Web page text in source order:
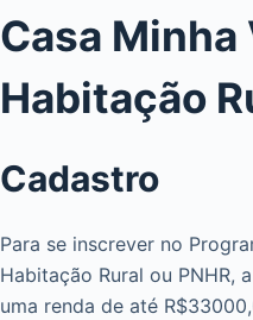
Casa Minha
Habitação
Cadastro
Para se inscrever no
Habitação Rural ou PNHR,
uma renda de até